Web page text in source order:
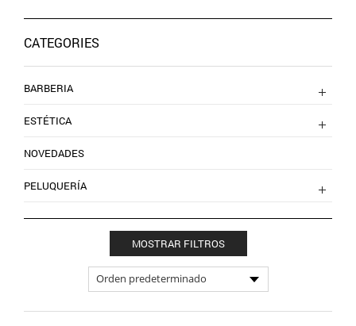
MOSTRAR FILTROS
CATEGORIES
BARBERIA
ESTÉTICA
NOVEDADES
PELUQUERÍA